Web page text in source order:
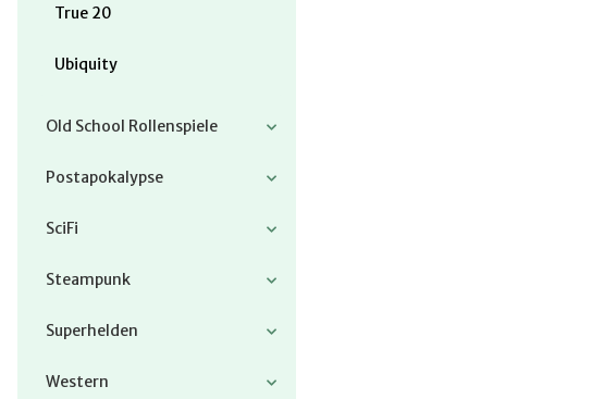
True 20
Ubiquity
Old School Rollenspiele
Postapokalypse
SciFi
Steampunk
Superhelden
Western